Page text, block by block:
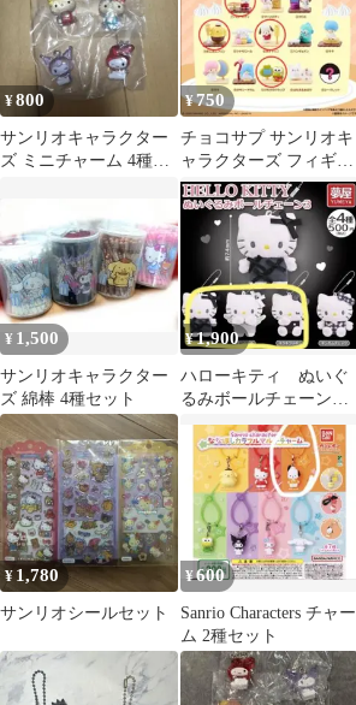
¥800
サンリオキャラクター
ズ ミニチャーム 4種セ
¥750
チョコサプ サンリオキ
ャラクターズ フィギュ
ア 4種セット
¥ 1,500
サンリオキャラクター
ズ 綿棒 4種セット
¥1,900
ハローキティ ぬいぐ
るみボールチェーン
３ ガチャガチャ ３
個セット
¥ 1,780
サンリオシールセット
¥600
Sanrio Characters チャー
ム 2種セット